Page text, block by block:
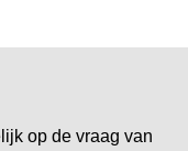
op de vraag van